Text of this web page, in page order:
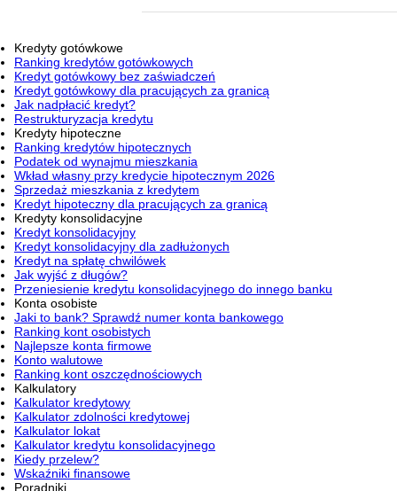
Kredyty gotówkowe
Ranking kredytów gotówkowych
Kredyt gotówkowy bez zaświadczeń
Kredyt gotówkowy dla pracujących za granicą
Jak nadpłacić kredyt?
Restrukturyzacja kredytu
Kredyty hipoteczne
Ranking kredytów hipotecznych
Podatek od wynajmu mieszkania
Wkład własny przy kredycie hipotecznym 2026
Sprzedaż mieszkania z kredytem
Kredyt hipoteczny dla pracujących za granicą
Kredyty konsolidacyjne
Kredyt konsolidacyjny
Kredyt konsolidacyjny dla zadłużonych
Kredyt na spłatę chwilówek
Jak wyjść z długów?
Przeniesienie kredytu konsolidacyjnego do innego banku
Konta osobiste
Jaki to bank? Sprawdź numer konta bankowego
Ranking kont osobistych
Najlepsze konta firmowe
Konto walutowe
Ranking kont oszczędnościowych
Kalkulatory
Kalkulator kredytowy
Kalkulator zdolności kredytowej
Kalkulator lokat
Kalkulator kredytu konsolidacyjnego
Kiedy przelew?
Wskaźniki finansowe
Poradniki